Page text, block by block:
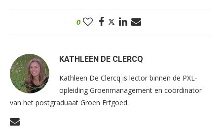
0
KATHLEEN DE CLERCQ
Kathleen De Clercq is lector binnen de PXL-
opleiding Groenmanagement en coördinator
van het postgraduaat Groen Erfgoed.